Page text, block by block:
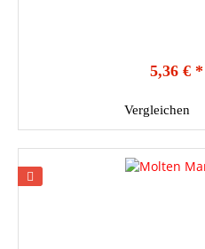
5,36 € *
Vergleichen